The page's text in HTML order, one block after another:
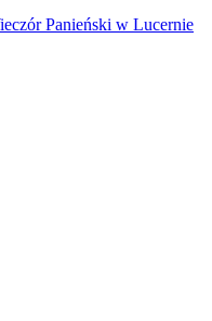
Panieński w Lucernie